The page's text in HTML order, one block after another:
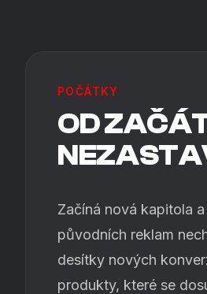
POČÁTKY
OD
Začíná nová kapitola
původních reklam
desítky nových
produkty, které se